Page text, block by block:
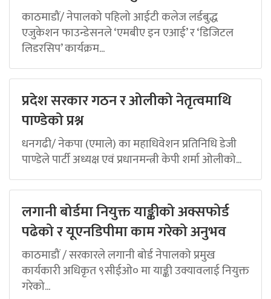
काठमाडौं/ नेपालको पहिलो आईटी कलेज लर्डबुद्ध
एजुकेशन फाउन्डेसनले ‘एमबीए इन एआई’ र ‘डिजिटल
लिडरसिप’ कार्यक्रम...
प्रदेश सरकार गठन र ओलीको नेतृत्वमाथि
पाण्डेको प्रश्न
धनगढी/ नेकपा (एमाले) का महाधिवेशन प्रतिनिधि डेजी
पाण्डेले पार्टी अध्यक्ष एवं प्रधानमन्त्री केपी शर्मा ओलीको...
लगानी बोर्डमा नियुक्त याङ्कीको अक्सफोर्ड
पढेको र यूएनडिपीमा काम गरेको अनुभव
काठमाडौं / सरकारले लगानी बोर्ड नेपालको प्रमुख
कार्यकारी अधिकृत ९सीईओ० मा याङ्की उक्यावलाई नियुक्त
गरेको...